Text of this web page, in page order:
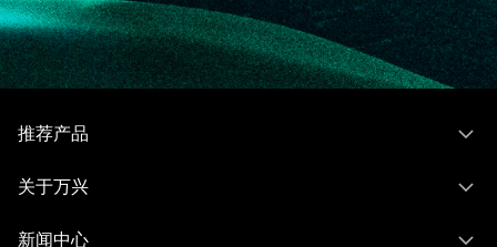
推荐产品
关于万兴
新闻中心